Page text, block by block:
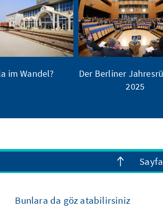
im Wandel?
Der Berliner
2025
Bunlara da göz atabilirsiniz